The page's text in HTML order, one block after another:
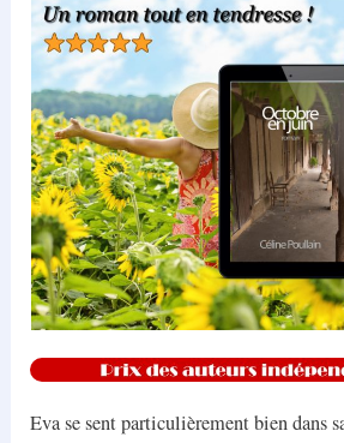
Eva se sent particulièrement bien dans